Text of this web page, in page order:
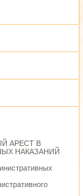
АРЕСТ В
НАКАЗАНИЙ